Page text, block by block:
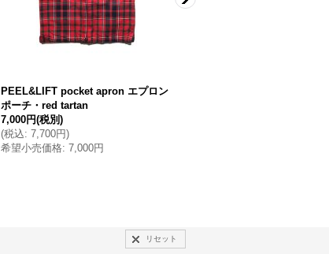
PEEL&LIFT pocket apron エプロン
ポーチ・red tartan
7,000円(税別)
(税込: 7,700円)
希望小売価格: 7,000円
リセット